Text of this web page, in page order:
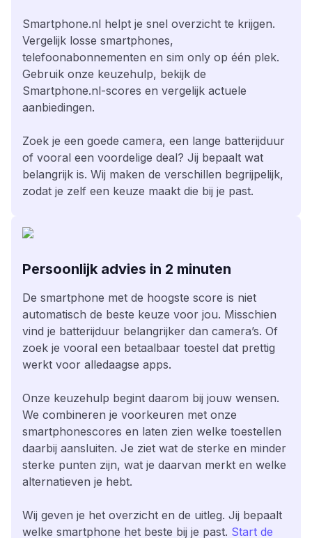
Smartphone.nl helpt je snel overzicht te krijgen.
Vergelijk losse smartphones,
telefoonabonnementen en sim only op één plek.
Gebruik onze keuzehulp, bekijk de
Smartphone.nl-scores en vergelijk actuele
aanbiedingen.
Zoek je een goede camera, een lange batterijduur
of vooral een voordelige deal? Jij bepaalt wat
belangrijk is. Wij maken de verschillen begrijpelijk,
zodat je zelf een keuze maakt die bij je past.
Persoonlijk advies in 2 minuten
De smartphone met de hoogste score is niet
automatisch de beste keuze voor jou. Misschien
vind je batterijduur belangrijker dan camera’s. Of
zoek je vooral een betaalbaar toestel dat prettig
werkt voor alledaagse apps.
Onze keuzehulp begint daarom bij jouw wensen.
We combineren je voorkeuren met onze
smartphonescores en laten zien welke toestellen
daarbij aansluiten. Je ziet wat de sterke en minder
sterke punten zijn, wat je daarvan merkt en welke
alternatieven je hebt.
Wij geven je het overzicht en de uitleg. Jij bepaalt
welke smartphone het beste bij je past. Start de